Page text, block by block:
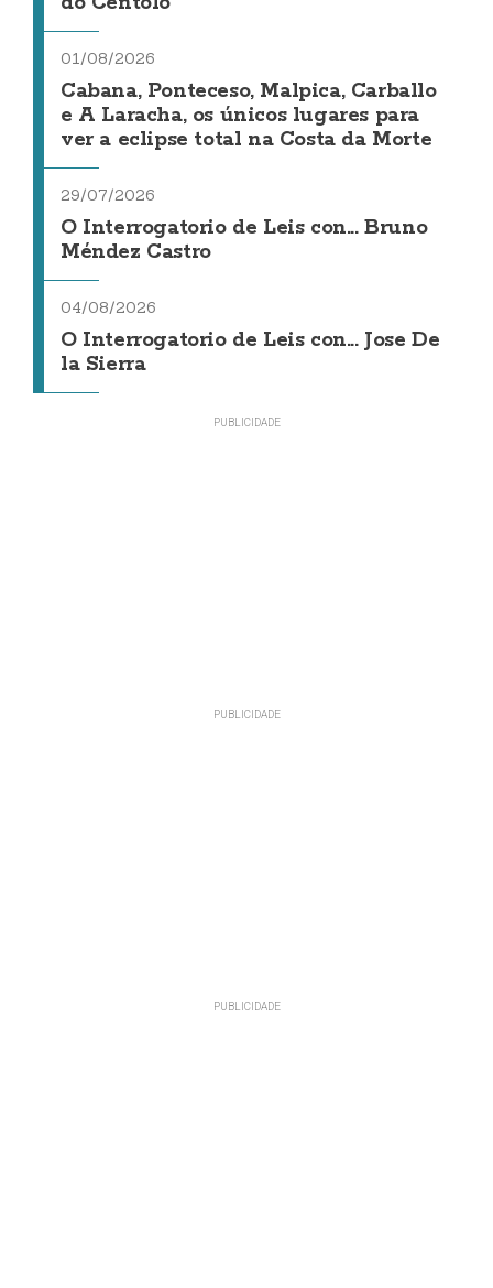
01/08/2026
Cabana, Ponteceso, Malpica, Carballo
e A Laracha, os únicos lugares para
ver a eclipse total na Costa da Morte
29/07/2026
O Interrogatorio de Leis con... Bruno
Méndez Castro
04/08/2026
O Interrogatorio de Leis con... Jose De
la Sierra